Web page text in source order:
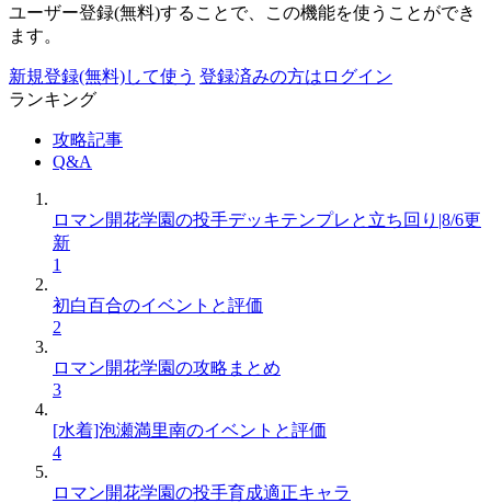
ユーザー登録(無料)することで、この機能を使うことができ
ます。
新規登録(無料)して使う 登録済みの方はログイン
ランキング
攻略記事
Q&A
ロマン開花学園の投手デッキテンプレと立ち回り|8/6更
新
1
初白百合のイベントと評価
2
ロマン開花学園の攻略まとめ
3
[水着]泡瀬満里南のイベントと評価
4
ロマン開花学園の投手育成適正キャラ